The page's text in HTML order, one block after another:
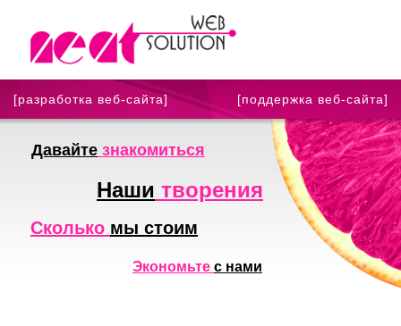
[разработка веб-сайта] [поддержка веб-сайта]
Давайте знакомиться
Наши творения
Сколько мы стоим
Экономьте с нами